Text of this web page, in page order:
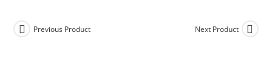
Previous Product Next Product